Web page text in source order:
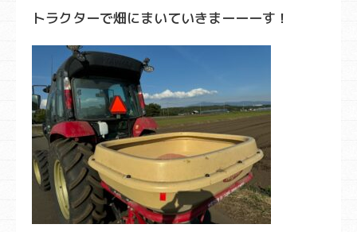
トラクターで畑にまいていきまーーーす！